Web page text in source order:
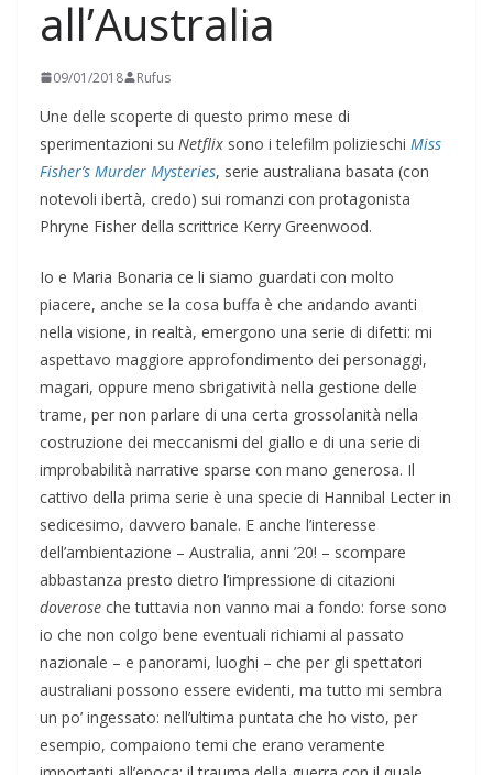
all’Australia
09/01/2018 Rufus
Une delle scoperte di questo primo mese di
sperimentazioni su Netflix sono i telefilm polizieschi Miss
Fisher’s Murder Mysteries, serie australiana basata (con
notevoli ibertà, credo) sui romanzi con protagonista
Phryne Fisher della scrittrice Kerry Greenwood.
Io e Maria Bonaria ce li siamo guardati con molto
piacere, anche se la cosa buffa è che andando avanti
nella visione, in realtà, emergono una serie di difetti: mi
aspettavo maggiore approfondimento dei personaggi,
magari, oppure meno sbrigatività nella gestione delle
trame, per non parlare di una certa grossolanità nella
costruzione dei meccanismi del giallo e di una serie di
improbabilità narrative sparse con mano generosa. Il
cattivo della prima serie è una specie di Hannibal Lecter in
sedicesimo, davvero banale. E anche l’interesse
dell’ambientazione – Australia, anni ’20! – scompare
abbastanza presto dietro l’impressione di citazioni
doverose che tuttavia non vanno mai a fondo: forse sono
io che non colgo bene eventuali richiami al passato
nazionale – e panorami, luoghi – che per gli spettatori
australiani possono essere evidenti, ma tutto mi sembra
un po’ ingessato: nell’ultima puntata che ho visto, per
esempio, compaiono temi che erano veramente